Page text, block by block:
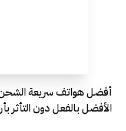
أفضل هواتف سريعة
الأفضل بالفعل دون التأثر